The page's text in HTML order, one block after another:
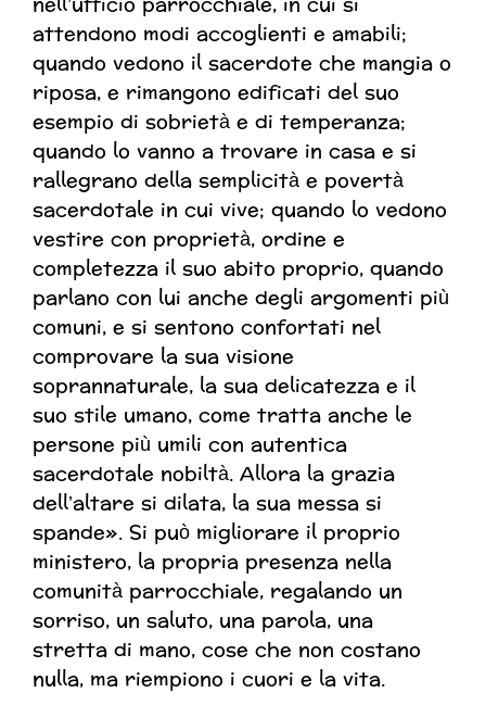
attendono modi accoglienti e amabili;
quando vedono il sacerdote che mangia o
riposa, e rimangono edificati del suo
esempio di sobrietà e di temperanza;
quando lo vanno a trovare in casa e si
rallegrano della semplicità e povertà
sacerdotale in cui vive; quando lo vedono
vestire con proprietà, ordine e
completezza il suo abito proprio, quando
parlano con lui anche degli argomenti più
comuni, e si sentono confortati nel
comprovare la sua visione
soprannaturale, la sua delicatezza e il
suo stile umano, come tratta anche le
persone più umili con autentica
sacerdotale nobiltà. Allora la grazia
dell’altare si dilata, la sua messa si
spande». Si può migliorare il proprio
ministero, la propria presenza nella
comunità parrocchiale, regalando un
sorriso, un saluto, una parola, una
stretta di mano, cose che non costano
nulla, ma riempiono i cuori e la vita.